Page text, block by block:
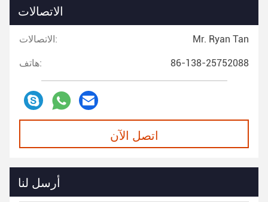
الاتصالات
الاتصالات: Mr. Ryan Tan
هاتف: 86-138-25752088
اتصل الآن
أرسل لنا